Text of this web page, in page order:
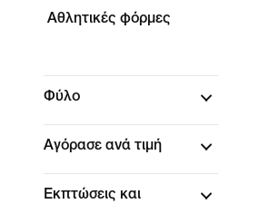
Αθλητικές φόρμες
Φύλο
Αγόρασε ανά τιμή
Εκπτώσεις και